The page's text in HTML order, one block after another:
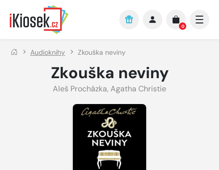
Přejít na hlavní obsah
0
Audioknihy Zkouška neviny
Zkouška neviny
Aleš Procházka, Agatha Christie